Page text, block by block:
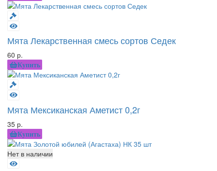
Мята Лекарственная смесь сортов Седек
60 р.
Купить
Мята Мексиканская Аметист 0,2г
35 р.
Купить
Нет в наличии